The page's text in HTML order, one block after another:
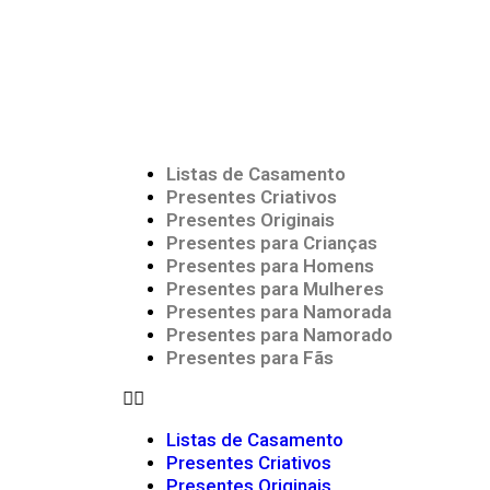
Listas de Casamento
Presentes Criativos
Presentes Originais
Presentes para Crianças
Presentes para Homens
Presentes para Mulheres
Presentes para Namorada
Presentes para Namorado
Presentes para Fãs
Listas de Casamento
Presentes Criativos
Presentes Originais